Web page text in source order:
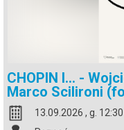
CHOPIN I... -
Marco Scilironi
13.09.2026 , g. 12:30